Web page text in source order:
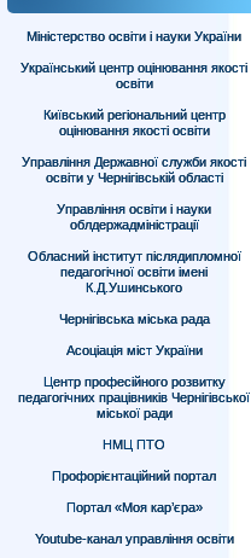
Міністерство освіти і науки України
Український центр оцінювання якості
освіти
Київський регіональний центр
оцінювання якості освіти
Управління Державної служби якості
освіти у Чернігівській області
Управління освіти і науки
облдержадміністрації
Обласний інститут післядипломної
педагогічної освіти імені
К.Д.Ушинського
Чернігівська міська рада
Асоціація міст України
Центр професійного розвитку
педагогічних працівників Чернігівської
міської ради
НМЦ ПТО
Профорієнтаційний портал
Портал «Моя кар’єра»
Youtube-канал управління освіти